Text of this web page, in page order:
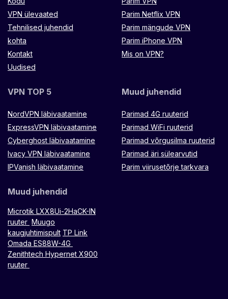
VPN ülevaated
Tehnilised juhendid
kohta
Kontakt
Uudised
Parim Netflix VPN
Parim mängude VPN
Parim iPhone VPN
Mis on VPN?
VPN TOP 5
NordVPN läbivaatamine
ExpressVPN läbivaatamine
Cyberghost läbivaatamine
Ivacy VPN läbivaatamine
IPVanish läbivaatamine
Muud juhendid
Parimad 4G ruuterid
Parimad WiFi ruuterid
Parimad võrgusilma ruuterid
Parimad äri sülearvutid
Parim viirusetõrje tarkvara
Muud juhendid
Microtik LXX8Ui-2HaCK-IN
ruuter Muugo
kaugjuhtimispult TP Link
Omada ES88W-4G
Zenithtech Hypernet X900
ruuter